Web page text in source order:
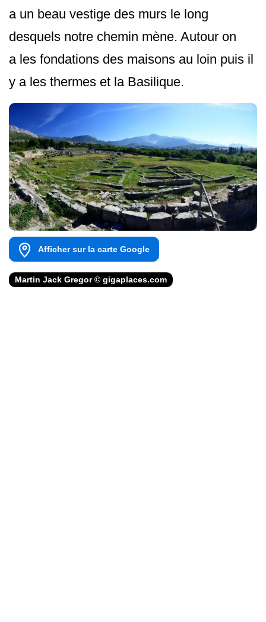
a un beau vestige des murs le long
desquels notre chemin mène. Autour on
a les fondations des maisons au loin puis il
y a les thermes et la Basilique.
Afficher sur la carte Google
Martin Jack Gregor © gigaplaces.com